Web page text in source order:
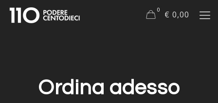
0 € 0,00
Ordina adesso